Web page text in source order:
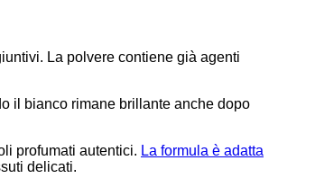
La polvere contiene già agenti
il bianco rimane brillante anche dopo
profumati autentici. La formula è adatta
delicati.